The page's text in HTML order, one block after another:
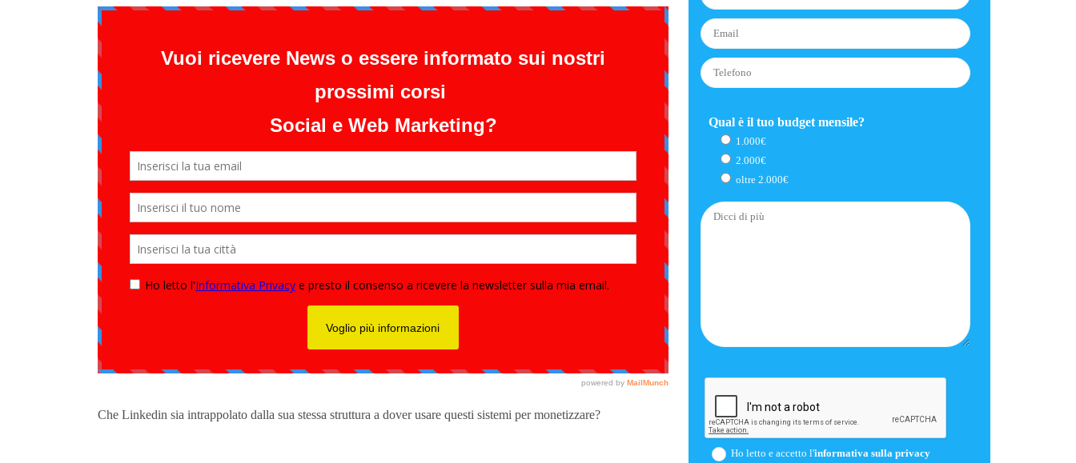
Che Linkedin sia intrappolato dalla sua stessa struttura a dover usare questi sistemi per monetizzare?
Qual è il tuo budget mensile?
1.000€
2.000€
oltre 2.000€
Ho letto e accetto l'informativa sulla privacy